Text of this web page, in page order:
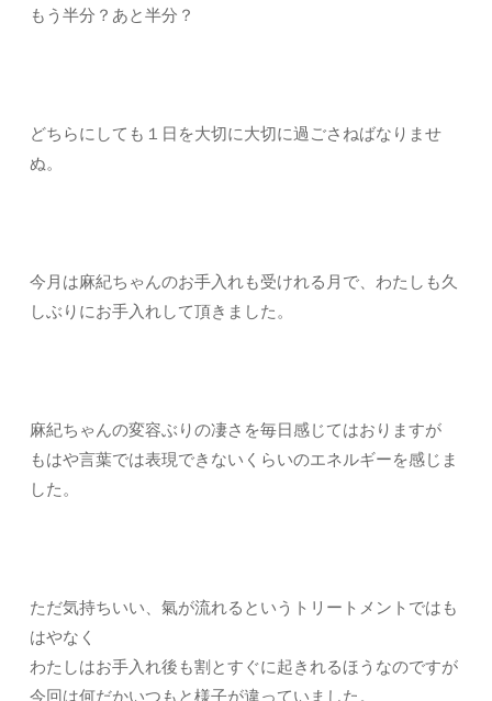
もう半分？あと半分？
どちらにしても１日を大切に大切に過ごさねばなりませ
ぬ。
今月は麻紀ちゃんのお手入れも受けれる月で、わたしも久
しぶりにお手入れして頂きました。
麻紀ちゃんの変容ぶりの凄さを毎日感じてはおりますが
もはや言葉では表現できないくらいのエネルギーを感じま
した。
ただ気持ちいい、氣が流れるというトリートメントではも
はやなく
わたしはお手入れ後も割とすぐに起きれるほうなのですが
今回は何だかいつもと様子が違っていました。